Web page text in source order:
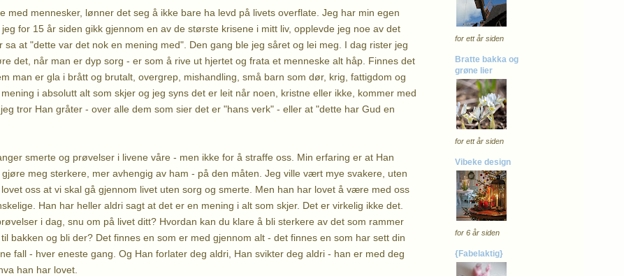
med mennesker, lønner det seg å ikke bare ha levd på livets overflate. Jeg har min egen
for 15 år siden gikk gjennom en av de største krisene i mitt liv, opplevde jeg noe av det
sa at "dette var det nok en mening med". Den gang ble jeg såret og lei meg. I dag rister jeg
det, når man er dyp sorg - er som å rive ut hjertet og frata et menneske alt håp. Finnes det
man er gla i brått og brutalt, overgrep, mishandling, små barn som dør, krig, fattigdom og
i absolutt alt som skjer og jeg syns det er leit når noen, kristne eller ikke, kommer med
tror Han gråter - over alle dem som sier det er "hans verk" - eller at "dette har Gud en
smerte og prøvelser i livene våre - men ikke for å straffe oss. Min erfaring er at Han
meg sterkere, mer avhengig av ham - på den måten. Jeg ville vært mye svakere, uten
oss at vi skal gå gjennom livet uten sorg og smerte. Men han har lovet å være med oss
Han har heller aldri sagt at det er en mening i alt som skjer. Det er virkelig ikke det.
i dag, snu om på livet ditt? Hvordan kan du klare å bli sterkere av det som rammer
bakken og bli der? Det finnes en som er med gjennom alt - det finnes en som har sett din
fall - hver eneste gang. Og Han forlater deg aldri, Han svikter deg aldri - han er med deg
han har lovet.
for ett år siden
Bratte bakka og
grøne lier
for ett år siden
Vibeke design
for 6 år siden
{Fabelaktig}